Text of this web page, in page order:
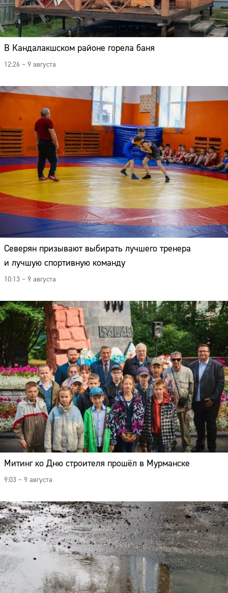
В Кандалакшском районе горела баня
12:26 – 9 августа
Северян призывают выбирать лучшего тренера
и лучшую спортивную команду
10:13 – 9 августа
Митинг ко Дню строителя прошёл в Мурманске
9:03 – 9 августа